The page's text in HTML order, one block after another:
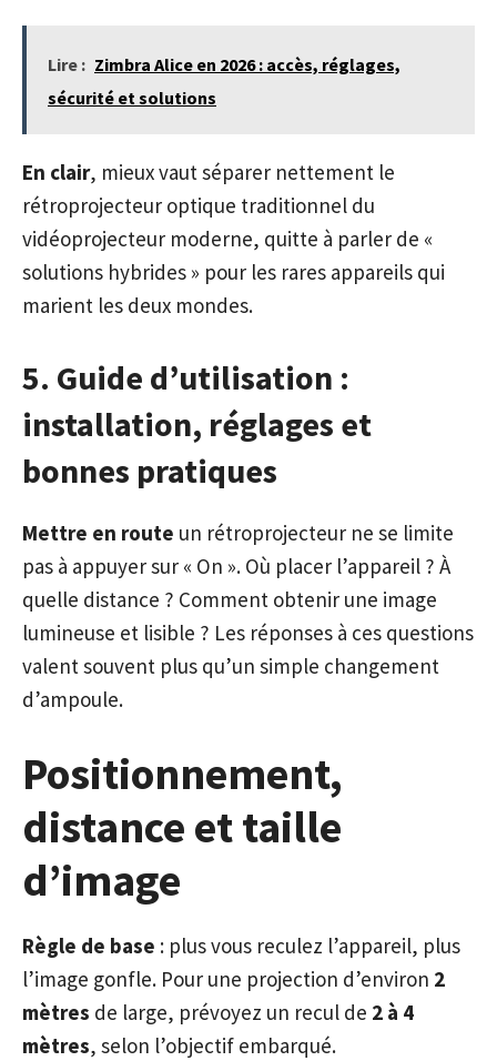
Lire : Zimbra Alice en 2026 : accès, réglages,
sécurité et solutions
En clair, mieux vaut séparer nettement le
rétroprojecteur optique traditionnel du
vidéoprojecteur moderne, quitte à parler de «
solutions hybrides » pour les rares appareils qui
marient les deux mondes.
5. Guide d’utilisation :
installation, réglages et
bonnes pratiques
Mettre en route un rétroprojecteur ne se limite
pas à appuyer sur « On ». Où placer l’appareil ? À
quelle distance ? Comment obtenir une image
lumineuse et lisible ? Les réponses à ces questions
valent souvent plus qu’un simple changement
d’ampoule.
Positionnement,
distance et taille
d’image
Règle de base : plus vous reculez l’appareil, plus
l’image gonfle. Pour une projection d’environ 2
mètres de large, prévoyez un recul de 2 à 4
mètres, selon l’objectif embarqué.